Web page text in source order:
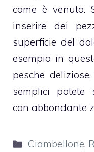
come è venuto.
inserire dei
superficie del
esempio in
pesche
semplici potete
con abbondante
Categorie
Ciambellone,